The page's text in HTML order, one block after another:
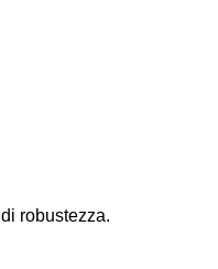
robustezza.